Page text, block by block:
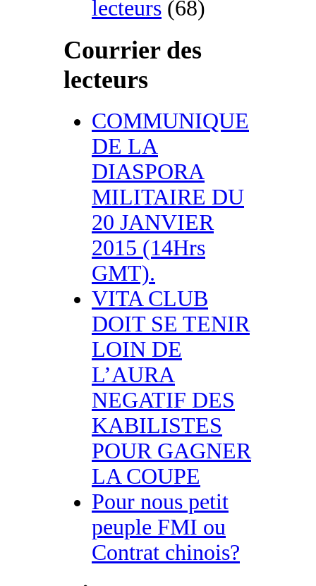
lecteurs (68)
Courrier des
lecteurs
COMMUNIQUE
DE LA
DIASPORA
MILITAIRE DU
20 JANVIER
2015 (14Hrs
GMT).
VITA CLUB
DOIT SE TENIR
LOIN DE
L’AURA
NEGATIF DES
KABILISTES
POUR GAGNER
LA COUPE
Pour nous petit
peuple FMI ou
Contrat chinois?